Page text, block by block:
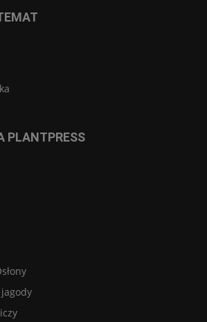
PLANTPRESS